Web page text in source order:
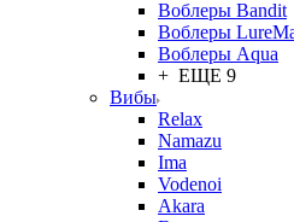
Воблеры Bandit
Воблеры
Воблеры Aqua
+ ЕЩЕ 9
Вибы
Relax
Namazu
Ima
Vodenoi
Akara